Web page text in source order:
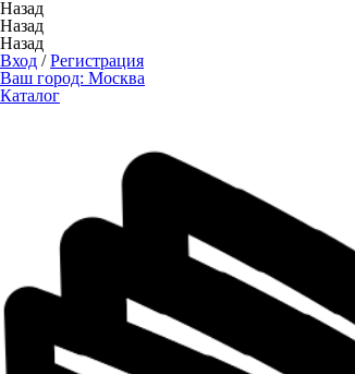
Назад
Назад
Назад
Вход /Регистрация
Ваш город: Москва
Каталог